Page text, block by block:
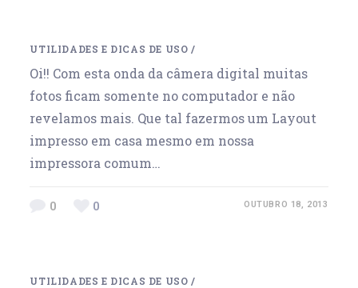
UTILIDADES E DICAS DE USO /
Oi!! Com esta onda da câmera digital muitas
fotos ficam somente no computador e não
revelamos mais. Que tal fazermos um Layout
impresso em casa mesmo em nossa
impressora comum…
0 0 OUTUBRO 18, 2013
UTILIDADES E DICAS DE USO /